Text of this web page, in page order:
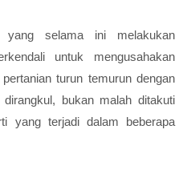
selama ini melakukan
untuk mengusahakan
turun temurun dengan
bukan malah ditakuti
yang terjadi dalam beberapa